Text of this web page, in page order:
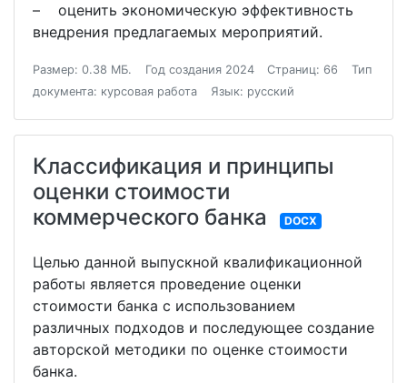
– оценить экономическую эффективность
внедрения предлагаемых мероприятий.
Размер: 0.38 МБ. Год создания 2024 Страниц: 66
Тип
документа: курсовая работа
Язык: русский
Классификация и принципы
оценки стоимости
коммерческого банка
DOCX
Целью данной выпускной квалификационной
работы является проведение оценки
стоимости банка с использованием
различных подходов и последующее создание
авторской методики по оценке стоимости
банка.